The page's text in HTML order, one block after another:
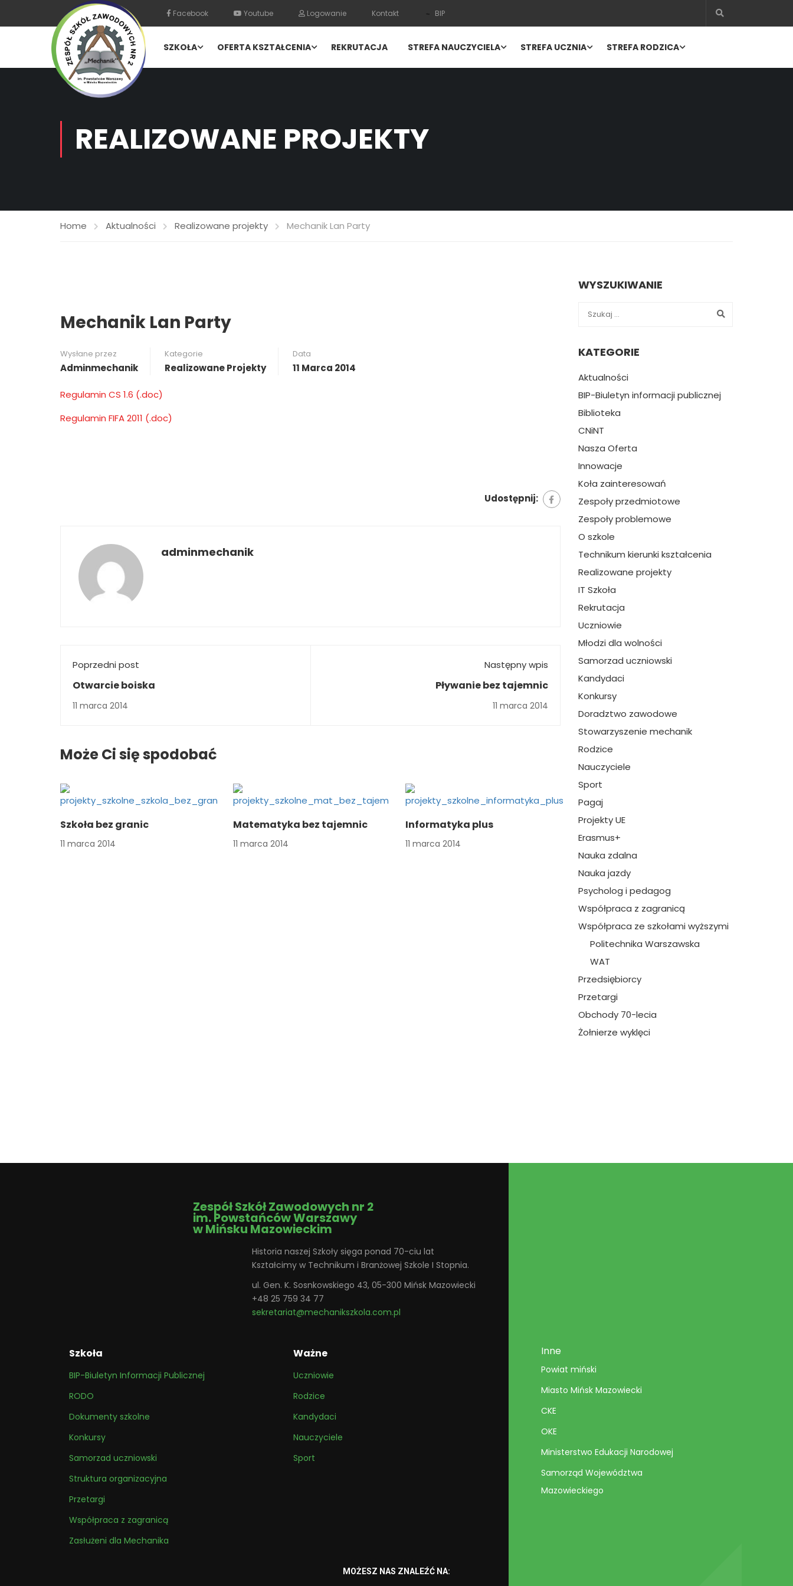
Facebook Youtube Logowanie Kontakt BIP
SZKOŁA OFERTA KSZTAŁCENIA REKRUTACJA STREFA NAUCZYCIELA STREFA UCZNIA STREFA RODZICA
REALIZOWANE PROJEKTY
Home Aktualności Realizowane projekty Mechanik Lan Party
Mechanik Lan Party
Wysłane przez
Adminmechanik
Kategorie
Realizowane Projekty
Data
11 Marca 2014
Regulamin CS 1.6 (.doc)
Regulamin FIFA 2011 (.doc)
Udostępnij:
adminmechanik
Poprzedni post
Otwarcie boiska
11 marca 2014
Następny wpis
Pływanie bez tajemnic
11 marca 2014
Może Ci się spodobać
Szkoła bez granic
11 marca 2014
Matematyka bez tajemnic
11 marca 2014
Informatyka plus
11 marca 2014
WYSZUKIWANIE
KATEGORIE
Aktualności
BIP-Biuletyn informacji publicznej
Biblioteka
CNiNT
Nasza Oferta
Innowacje
Koła zainteresowań
Zespoły przedmiotowe
Zespoły problemowe
O szkole
Technikum kierunki kształcenia
Realizowane projekty
IT Szkoła
Rekrutacja
Uczniowie
Młodzi dla wolności
Samorzad uczniowski
Kandydaci
Konkursy
Doradztwo zawodowe
Stowarzyszenie mechanik
Rodzice
Nauczyciele
Sport
Pagaj
Projekty UE
Erasmus+
Nauka zdalna
Nauka jazdy
Psycholog i pedagog
Współpraca z zagranicą
Współpraca ze szkołami wyższymi
Politechnika Warszawska
WAT
Przedsiębiorcy
Przetargi
Obchody 70-lecia
Żołnierze wyklęci
Zespół Szkół Zawodowych nr 2
im. Powstańców Warszawy
w Mińsku Mazowieckim
Historia naszej Szkoły sięga ponad 70-ciu lat
Kształcimy w Technikum i Branżowej Szkole I Stopnia.
ul. Gen. K. Sosnkowskiego 43, 05-300 Mińsk Mazowiecki
+48 25 759 34 77
sekretariat@mechanikszkola.com.pl
Szkoła
BIP-Biuletyn Informacji Publicznej
RODO
Dokumenty szkolne
Konkursy
Samorzad uczniowski
Struktura organizacyjna
Przetargi
Współpraca z zagranicą
Zasłużeni dla Mechanika
Ważne
Uczniowie
Rodzice
Kandydaci
Nauczyciele
Sport
Inne
Powiat miński
Miasto Mińsk Mazowiecki
CKE
OKE
Ministerstwo Edukacji Narodowej
Samorząd Województwa
Mazowieckiego
MOŻESZ NAS ZNALEŹĆ NA: